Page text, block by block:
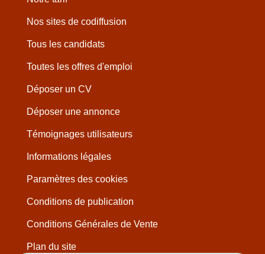
Nos sites de codiffusion
Tous les candidats
Toutes les offres d'emploi
Déposer un CV
Déposer une annonce
Témoignages utilisateurs
Informations légales
Paramètres des cookies
Conditions de publication
Conditions Générales de Vente
Plan du site